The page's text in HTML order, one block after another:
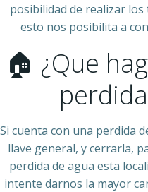
posibilidad de realizar
esto nos posibilita a
🏠 ¿Que
Si cuenta con una perdida
llave general, y cerrarla,
perdida de agua esta
intente darnos la mayor